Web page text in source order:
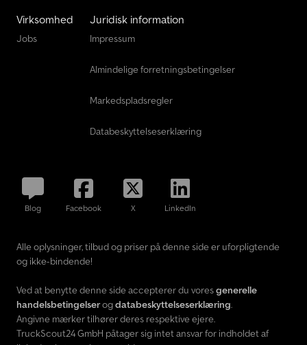
Virksomhed
Jobs
Juridisk information
Impressum
Almindelige forretningsbetingelser
Markedspladsregler
Databeskyttelseserklæring
Blog Facebook X LinkedIn
Alle oplysninger, tilbud og priser på denne side er uforpligtende
og ikke-bindende!
Ved at benytte denne side accepterer du voresgenerelle
handelsbetingelserogdatabeskyttelseserklæring.
Angivne mærker tilhører deres respektive ejere.
TruckScout24 GmbH påtager sig intet ansvar for indholdet af